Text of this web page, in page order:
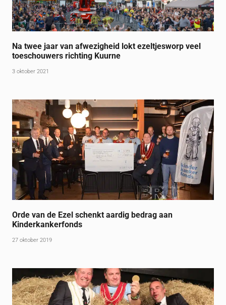
Na twee jaar van afwezigheid lokt ezeltjesworp veel
toeschouwers richting Kuurne
3 oktober 2021
Orde van de Ezel schenkt aardig bedrag aan
Kinderkankerfonds
27 oktober 2019